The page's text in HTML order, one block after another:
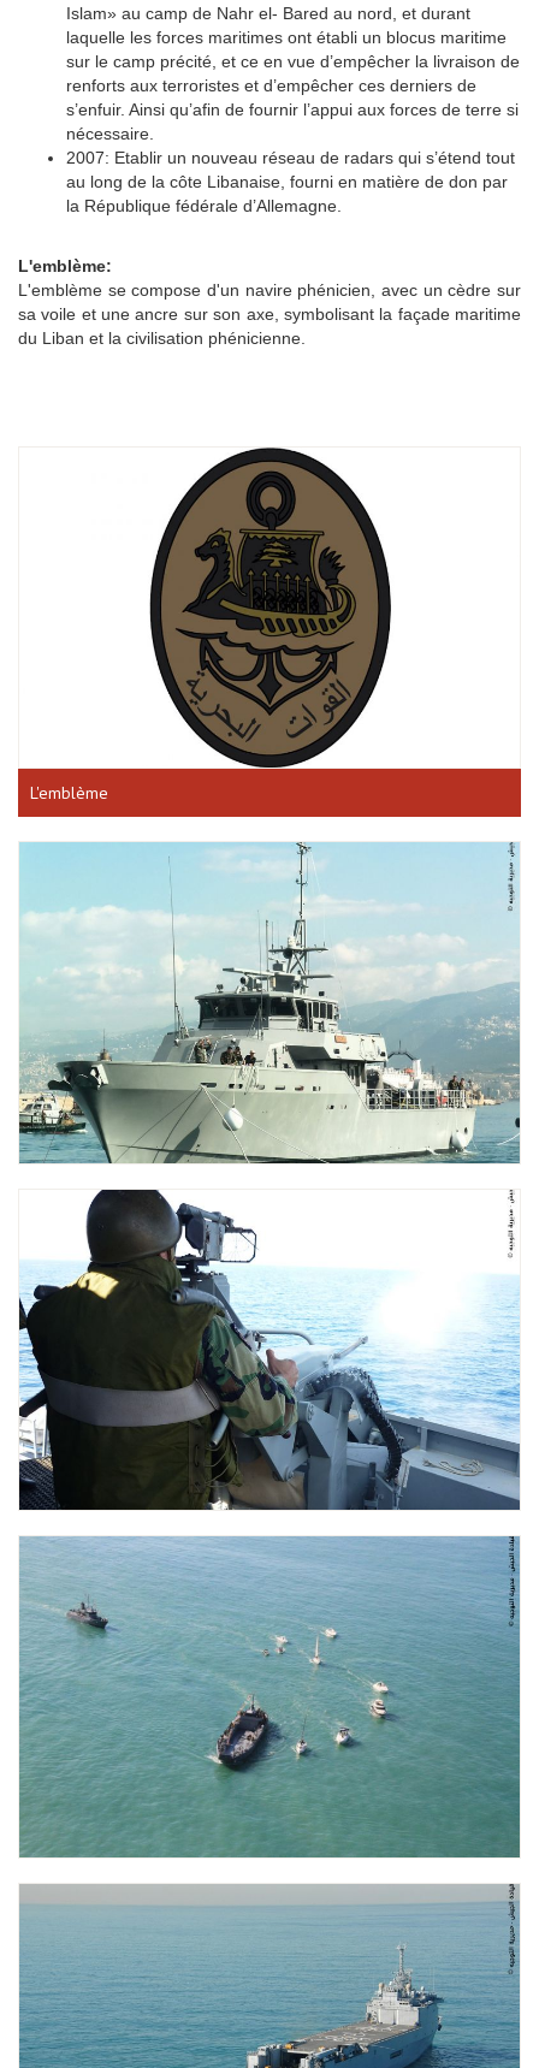
Islam» au camp de Nahr el- Bared au nord, et durant
laquelle les forces maritimes ont établi un blocus maritime
sur le camp précité, et ce en vue d’empêcher la livraison de
renforts aux terroristes et d’empêcher ces derniers de
s’enfuir. Ainsi qu’afin de fournir l’appui aux forces de terre si
nécessaire.
2007: Etablir un nouveau réseau de radars qui s’étend tout
au long de la côte Libanaise, fourni en matière de don par
la République fédérale d’Allemagne.
L'emblème:
L'emblème se compose d'un navire phénicien, avec un cèdre sur
sa voile et une ancre sur son axe, symbolisant la façade maritime
du Liban et la civilisation phénicienne.
L'emblème